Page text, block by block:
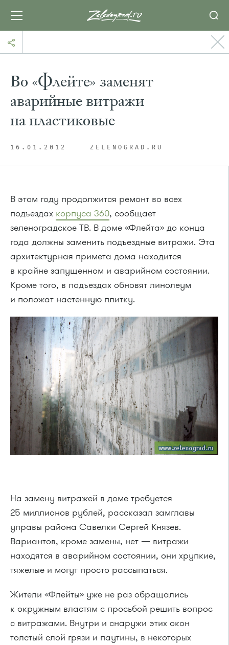
Во «Флейте» заменят
аварийные витражи
на пластиковые
16.01.2012 ZELENOGRAD.RU
В этом году продолжится ремонт во всех
подъездах корпуса 360, сообщает
зеленоградское ТВ. В доме «Флейта» до конца
года должны заменить подъездные витражи. Эта
архитектурная примета дома находится
в крайне запущенном и аварийном состоянии.
Кроме того, в подъездах обновят линолеум
и положат настенную плитку.
На замену витражей в доме требуется
25 миллионов рублей, рассказал замглавы
управы района Савелки Сергей Князев.
Вариантов, кроме замены, нет — витражи
находятся в аварийном состоянии, они хрупкие,
тяжелые и могут просто рассыпаться.
Жители «Флейты» уже не раз обращались
к окружным властям с просьбой решить вопрос
с витражами. Внутри и снаружи этих окон
толстый слой грязи и паутины, в некоторых